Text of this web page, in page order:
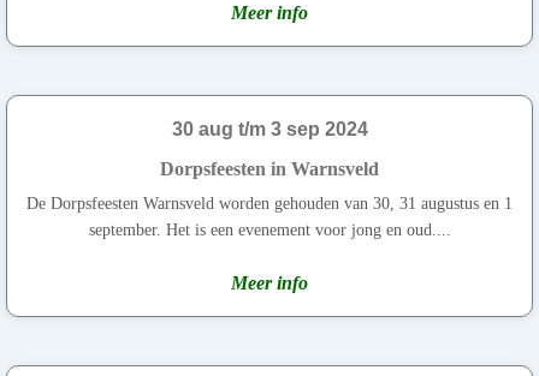
Meer info
30 aug t/m 3 sep 2024
Dorpsfeesten in Warnsveld
De Dorpsfeesten Warnsveld worden gehouden van 30, 31 augustus en 1
september. Het is een evenement voor jong en oud....
Meer info